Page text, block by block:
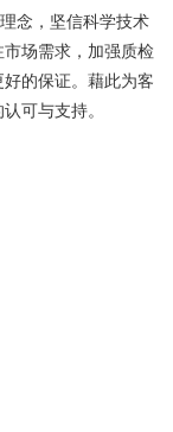
念，坚信科学技术
场需求，加强质检
的保证。藉此为客
可与支持。